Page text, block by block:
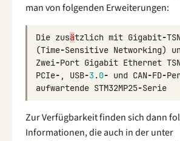
man von folgenden Erweiterungen:
Die zusätzlich mit Gigabit-
(Time-Sensitive Networking)
Zwei-Port Gigabit Ethernet
PCIe- , USB-3.0- und CAN-FD-
aufwartende STM32MP25-Serie
Zur Verfügbarkeit finden sich dann
Informationen, die auch in der unter